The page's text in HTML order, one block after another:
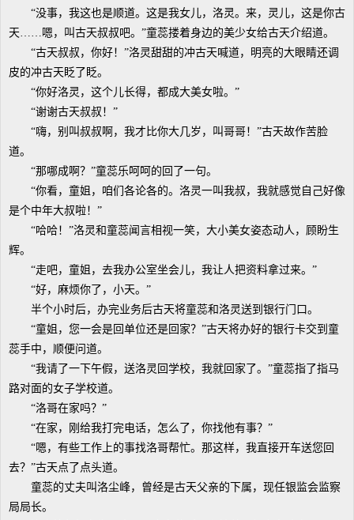
“没事，我这也是顺道。这是我女儿，洛灵。来，灵儿，这是你古
天……嗯，叫古天叔叔吧。”童蕊搂着身边的美少女给古天介绍道。
“古天叔叔，你好！”洛灵甜甜的冲古天喊道，明亮的大眼睛还调
皮的冲古天眨了眨。
“你好洛灵，这个儿长得，都成大美女啦。”
“谢谢古天叔叔！”
“嗨，别叫叔叔啊，我才比你大几岁，叫哥哥！”古天故作苦脸
道。
“那哪成啊？”童蕊乐呵呵的回了一句。
“你看，童姐，咱们各论各的。洛灵一叫我叔，我就感觉自己好像
是个中年大叔啦！”
“哈哈！”洛灵和童蕊闻言相视一笑，大小美女姿态动人，顾盼生
辉。
“走吧，童姐，去我办公室坐会儿，我让人把资料拿过来。”
“好，麻烦你了，小天。”
半个小时后，办完业务后古天将童蕊和洛灵送到银行门口。
“童姐，您一会是回单位还是回家？”古天将办好的银行卡交到童
蕊手中，顺便问道。
“我请了一下午假，送洛灵回学校，我就回家了。”童蕊指了指马
路对面的女子学校道。
“洛哥在家吗？”
“在家，刚给我打完电话，怎么了，你找他有事？”
“嗯，有些工作上的事找洛哥帮忙。那这样，我直接开车送您回
去？”古天点了点头道。
童蕊的丈夫叫洛尘峰，曾经是古天父亲的下属，现任银监会监察
局局长。